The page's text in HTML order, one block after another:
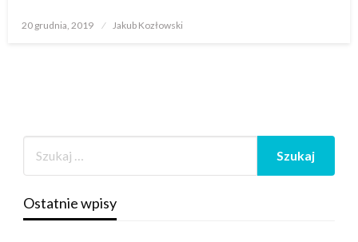
Opublikowane
20 grudnia, 2019 Jakub Kozłowski
Ostatnie wpisy